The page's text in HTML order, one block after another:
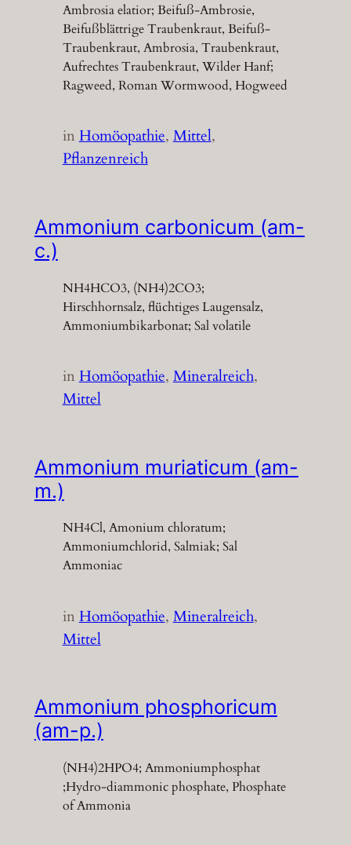
Ambrosia elatior; Beifuß-Ambrosie,
Beifußblättrige Traubenkraut, Beifuß-
Traubenkraut, Ambrosia, Traubenkraut,
Aufrechtes Traubenkraut, Wilder Hanf;
Ragweed, Roman Wormwood, Hogweed
inHomöopathie, Mittel
Pflanzenreich
Ammonium carbonicum (am-
c.)
NH4HCO3, (NH4)2CO3;
Hirschhornsalz, flüchtiges Laugensalz,
Ammoniumbikarbonat; Sal volatile
inHomöopathie, Mineralreich
Mittel
Ammonium muriaticum (am-
m.)
NH4Cl, Amonium chloratum;
Ammoniumchlorid, Salmiak; Sal
Ammoniac
inHomöopathie, Mineralreich
Mittel
Ammonium phosphoricum
(am-p.)
(NH4)2HPO4; Ammoniumphosphat
;Hydro-diammonic phosphate, Phosphate
of Ammonia